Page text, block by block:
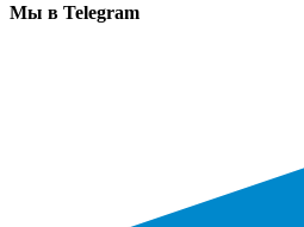
Мы в Telegram